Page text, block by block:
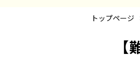
トップページ